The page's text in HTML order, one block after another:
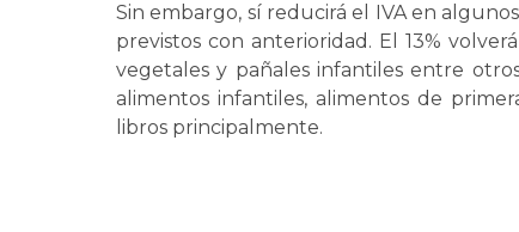
Sin embargo, sí reducirá el IVA en
previstos con anterioridad. El 13%
vegetales y pañales infantiles entre
alimentos infantiles, alimentos de
libros principalmente.